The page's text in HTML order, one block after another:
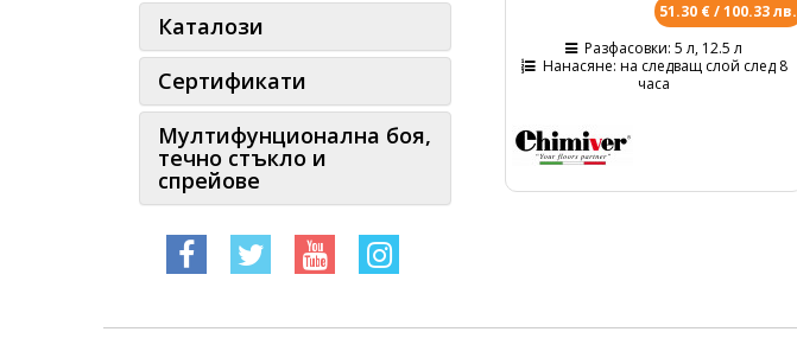
Каталози
Сертификати
Мултифунционална боя,
течно стъкло и
спрейове
51.30 € / 100.33 лв.
Разфасовки: 5 л, 12.5 л
Нанасяне: на следващ слой след 8
часа